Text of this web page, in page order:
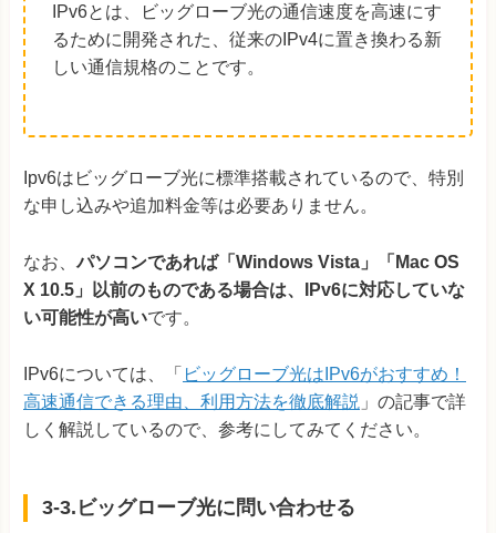
IPv6とは、ビッグローブ光の通信速度を高速にす
るために開発された、従来のIPv4に置き換わる新
しい通信規格のことです。
Ipv6はビッグローブ光に標準搭載されているので、特別
な申し込みや追加料金等は必要ありません。
なお、パソコンであれば「Windows Vista」「Mac OS
X 10.5」以前のものである場合は、IPv6に対応していな
い可能性が高いです。
IPv6については、「 ビッグローブ光はIPv6がおすすめ！
高速通信できる理由、利用方法を徹底解説 」の記事で詳
しく解説しているので、参考にしてみてください。
3-3.ビッグローブ光に問い合わせる